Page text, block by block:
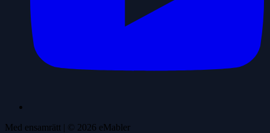
Med ensamrätt | © 2026 eMabler